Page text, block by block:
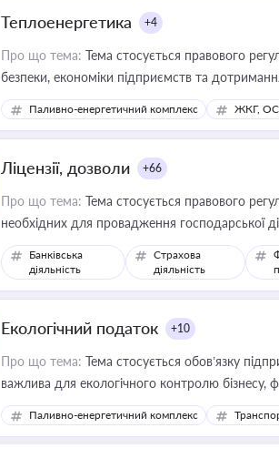
Теплоенергетика +4
Про що тема: Тема стосується правового
безпеки, економіки підприємств та
Паливно-енергетичний комплекс ЖКГ,
Ліцензії, дозволи +66
Про що тема: Тема стосується правового
необхідних для провадження господарської
Банківська
діяльність
Страхова
діяльність
Екологічний податок +10
Про що тема: Тема стосується обов’язку
важлива для екологічного контролю бізнесу,
законодавства
Паливно-енергетичний комплекс